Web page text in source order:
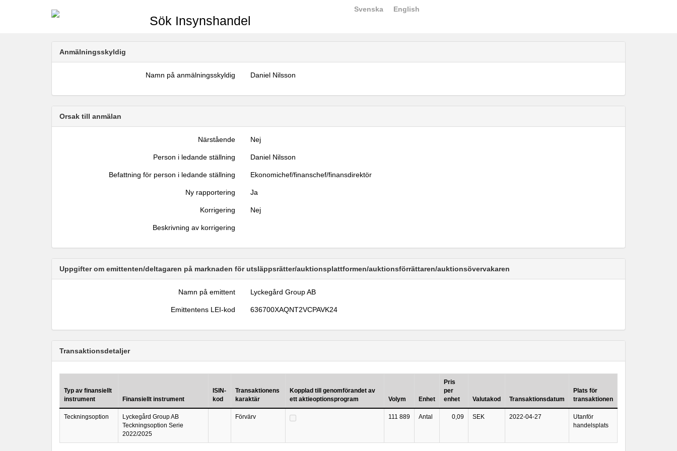
Sök Insynshandel
Svenska English
Anmälningsskyldig
Namn på anmälningsskyldig Daniel Nilsson
Orsak till anmälan
Närstående Nej
Person i ledande ställning Daniel Nilsson
Befattning för person i ledande ställning Ekonomichef/finanschef/finansdirektör
Ny rapportering Ja
Korrigering Nej
Beskrivning av korrigering
Uppgifter om emittenten/deltagaren på marknaden för utsläppsrätter/auktionsplattformen/auktionsförrättaren/auktionsövervakaren
Namn på emittent Lyckegård Group AB
Emittentens LEI-kod 636700XAQNT2VCPAVK24
Transaktionsdetaljer
Typ av finansiellt
instrument
Finansiellt instrument
ISIN-
kod
Transaktionens
karaktär
Kopplad till genomförandet av
ett aktieoptionsprogram
Volym Enhet
Pris
per
enhet
Valutakod Transaktionsdatum
Plats för
transaktionen
Teckningsoption
Lyckegård Group AB
Teckningsoption Serie
2022/2025
Förvärv 111 889 Antal 0,09 SEK 2022-04-27
Utanför
handelsplats